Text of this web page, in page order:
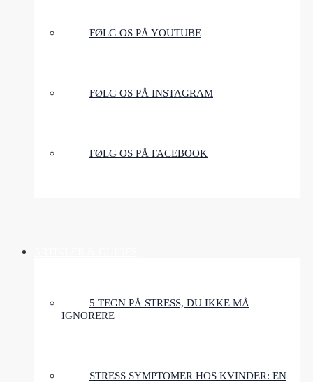
FØLG OS PÅ YOUTUBE
FØLG OS PÅ INSTAGRAM
FØLG OS PÅ FACEBOOK
5 TEGN PÅ STRESS, DU IKKE MÅ
IGNORERE
STRESS SYMPTOMER HOS KVINDER: EN